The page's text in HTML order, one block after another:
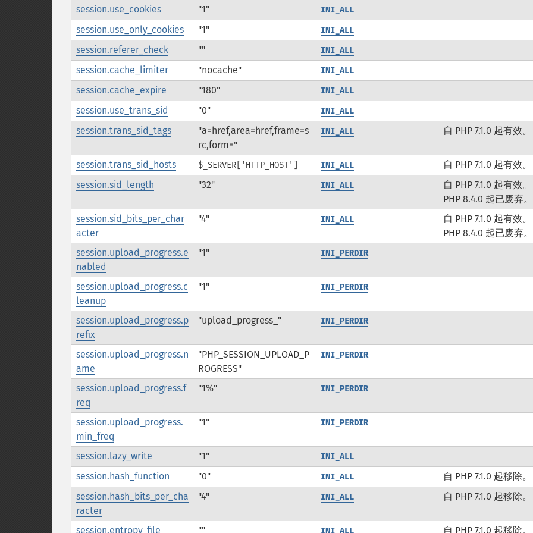
session.use_cookies "1" INI_ALL
session.use_only_cookies "1" INI_ALL
session.referer_check "" INI_ALL
session.cache_limiter "nocache" INI_ALL
session.cache_expire "180" INI_ALL
session.use_trans_sid "0" INI_ALL
session.trans_sid_tags
"a=href,area=href,frame=s
rc,form="
INI_ALL 自 PHP 7.1.0 起有效。
session.trans_sid_hosts $_SERVER['HTTP_HOST'] INI_ALL
自 PHP 7.1.0 起有效。
session.sid_length
"32" INI_ALL
自 PHP 7.1.0 起有效
PHP 8.4.0 起已废弃。
session.sid_bits_per_char
acter
"4" INI_ALL
自 PHP 7.1.0 起有效
PHP 8.4.0 起已废弃。
session.upload_progress.e
nabled
"1" INI_PERDIR
session.upload_progress.c
leanup
"1" INI_PERDIR
session.upload_progress.p
refix
"upload_progress_" INI_PERDIR
session.upload_progress.n
ame
"PHP_SESSION_UPLOAD_P
ROGRESS"
INI_PERDIR
session.upload_progress.f
req
"1%" INI_PERDIR
session.upload_progress.
min_freq
"1" INI_PERDIR
session.lazy_write "1" INI_ALL
session.hash_function "0" INI_ALL
自 PHP 7.1.0 起移除。
session.hash_bits_per_cha
racter
"4" INI_ALL 自 PHP 7.1.0 起移除。
session.entropy_file "" INI_ALL 自 PHP 7.1.0 起移除。